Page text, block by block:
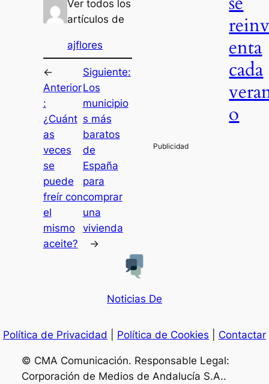
Ver todos los
artículos de
ajflores
←
Anterior
:
¿Cuánt
as
veces
se
puede
freír con
el
mismo
aceite?
Siguiente:
Los
municipio
s más
baratos
de
España
para
comprar
una
vivienda
→
enta
cada
o
Noticias De
Política de Privacidad Política de Cookies Contactar
© CMA Comunicación. Responsable Legal:
Corporación de Medios de Andalucía S.A..